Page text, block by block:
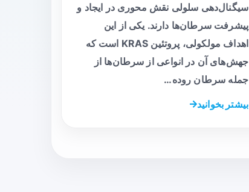
سیگنال‌دهی سلولی نقش محوری در ایجاد و
پیشرفت سرطان‌ها دارند. یکی از این
اهداف مولکولی، پروتئین KRAS است که
جهش‌های آن در انواعی از سرطان‌ها از
جمله سرطان روده…
بیشتر بخوانید